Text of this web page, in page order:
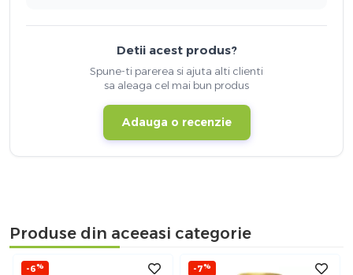
Detii acest produs?
Spune-ti parerea si ajuta alti clienti
sa aleaga cel mai bun produs
Adauga o recenzie
Produse din aceeasi categorie
-6% -7%